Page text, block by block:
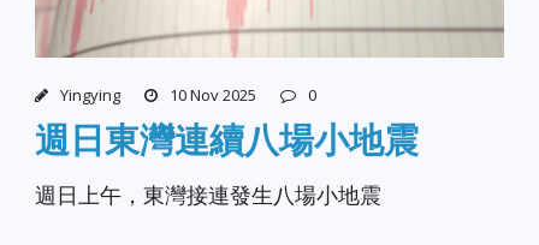
Yingying 10 Nov 2025 0
週日東灣連續八場小地震
週日上午，東灣接連發生八場小地震